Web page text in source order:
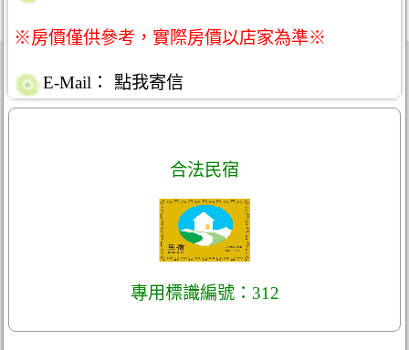
※房價僅供參考，實際房價以店家為準※
E-Mail： 點我寄信
合法民宿
專用標識編號：312